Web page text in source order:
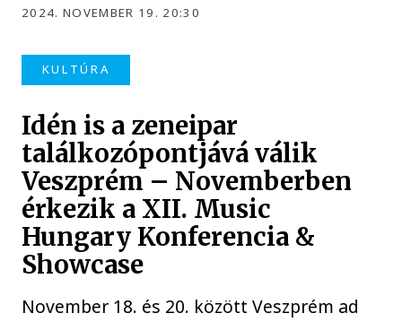
2024. NOVEMBER 19. 20:30
KULTÚRA
Idén is a zeneipar
találkozópontjává válik
Veszprém – Novemberben
érkezik a XII. Music
Hungary Konferencia &
Showcase
November 18. és 20. között Veszprém ad